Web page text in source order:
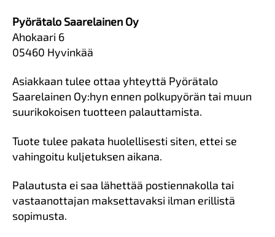
Pyörätalo Saarelainen Oy
Ahokaari 6
05460 Hyvinkää
Asiakkaan tulee ottaa yhteyttä Pyörätalo
Saarelainen Oy:hyn ennen polkupyörän tai muun
suurikokoisen tuotteen palauttamista.
Tuote tulee pakata huolellisesti siten, ettei se
vahingoitu kuljetuksen aikana.
Palautusta ei saa lähettää postiennakolla tai
vastaanottajan maksettavaksi ilman erillistä
sopimusta.